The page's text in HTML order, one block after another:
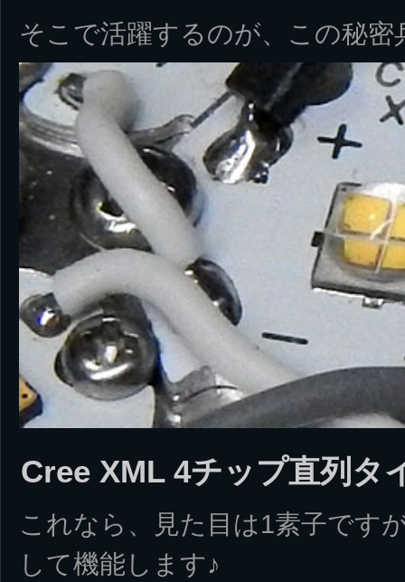
そこで活躍するのが、この秘密
Cree XML 4チップ直列タ
これなら、見た目は1素子です
して機能します♪